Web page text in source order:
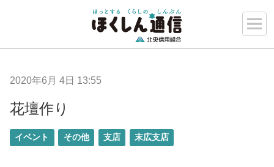
2020年6月 4日 13:55
花壇作り
イベント その他 支店 末広支店